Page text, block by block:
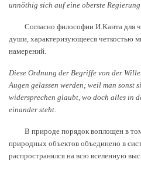
unnöthig sich auf eine oberste
Согласно философии И.Канта для
души, характеризующееся четкостью
намерений.
Diese Ordnung der Begriffe von der
Augen gelassen werden; weil man sonst
widersprechen glaubt, wo doch alles in
einander steht.
В природе порядок воплощен в том,
природных объектов объединено в
распространялся на всю вселенную